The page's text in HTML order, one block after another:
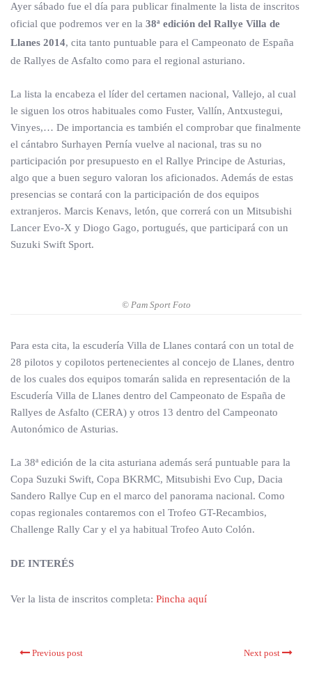
Ayer sábado fue el día para publicar finalmente la lista de inscritos
oficial que podremos ver en la 38ª edición del Rallye Villa de
Llanes 2014, cita tanto puntuable para el Campeonato de España
de Rallyes de Asfalto como para el regional asturiano.
La lista la encabeza el líder del certamen nacional, Vallejo, al cual
le siguen los otros habituales como Fuster, Vallín, Antxustegui,
Vinyes,… De importancia es también el comprobar que finalmente
el cántabro Surhayen Pernía vuelve al nacional, tras su no
participación por presupuesto en el Rallye Principe de Asturias,
algo que a buen seguro valoran los aficionados. Además de estas
presencias se contará con la participación de dos equipos
extranjeros. Marcis Kenavs, letón, que correrá con un Mitsubishi
Lancer Evo-X y Diogo Gago, portugués, que participará con un
Suzuki Swift Sport.
© Pam Sport Foto
Para esta cita, la escudería Villa de Llanes contará con un total de
28 pilotos y copilotos pertenecientes al concejo de Llanes, dentro
de los cuales dos equipos tomarán salida en representación de la
Escudería Villa de Llanes dentro del Campeonato de España de
Rallyes de Asfalto (CERA) y otros 13 dentro del Campeonato
Autonómico de Asturias.
La 38ª edición de la cita asturiana además será puntuable para la
Copa Suzuki Swift, Copa BKRMC, Mitsubishi Evo Cup, Dacia
Sandero Rallye Cup en el marco del panorama nacional. Como
copas regionales contaremos con el Trofeo GT-Recambios,
Challenge Rally Car y el ya habitual Trofeo Auto Colón.
DE INTERÉS
Ver la lista de inscritos completa: Pincha aquí
Previous post Next post